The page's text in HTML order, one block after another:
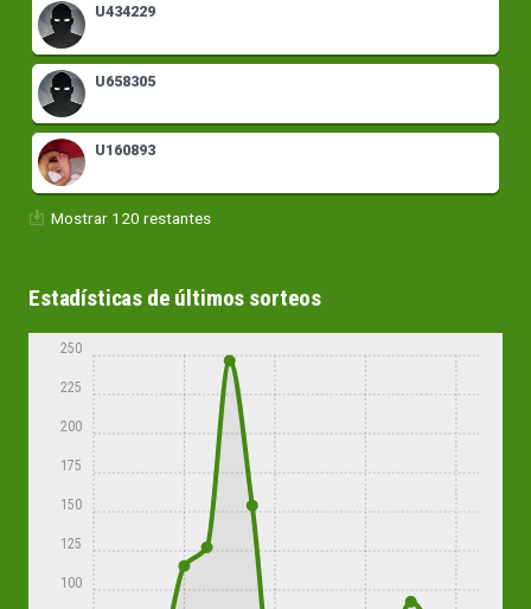
U434229
U658305
U160893
Mostrar 120 restantes
Estadísticas de últimos sorteos
100
125
150
175
200
225
250